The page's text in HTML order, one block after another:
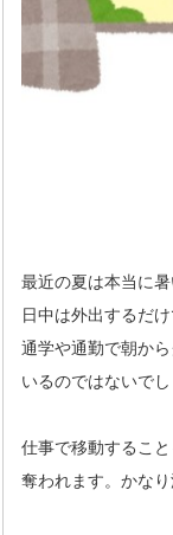
最近の夏は本当に暑
日中は外出するだ
通学や通勤で朝か
いるのではないでし
仕事で移動するこ
奪われます。かな